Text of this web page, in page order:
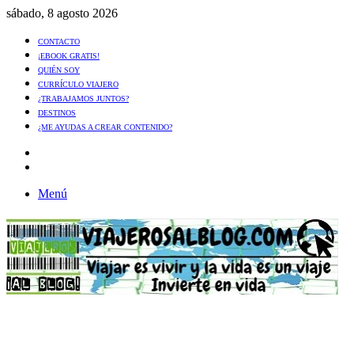
sábado, 8 agosto 2026
CONTACTO
¡EBOOK GRATIS!
QUIÉN SOY
CURRÍCULO VIAJERO
¿TRABAJAMOS JUNTOS?
DESTINOS
¿ME AYUDAS A CREAR CONTENIDO?
Menú